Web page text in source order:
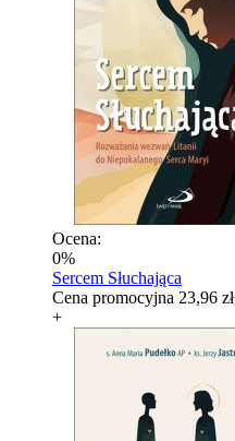
Ocena:
0%
Sercem Słuchająca
Cena promocyjna 23,96 zł
+